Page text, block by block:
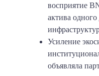
восприятие
актива одного
Усиление
объявляла